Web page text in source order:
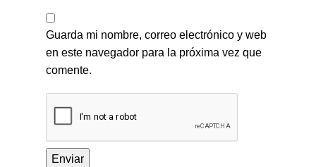
Guarda mi nombre, correo electrónico y web
en este navegador para la próxima vez que
comente.